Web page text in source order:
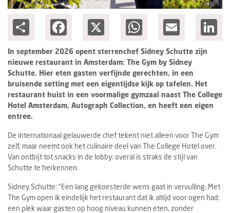
Facebook WhatsAppEmail
In september 2026 opent sterrenchef Sidney Schutte zijn
nieuwe restaurant in Amsterdam: The Gym by Sidney
Schutte. Hier eten gasten verfijnde gerechten, in een
bruisende setting met een eigentijdse kijk op tafelen. Het
restaurant huist in een voormalige gymzaal naast The College
Hotel Amsterdam, Autograph Collection, en heeft een eigen
entree.
De internationaal gelauwerde chef tekent niet alleen voor The Gym
zelf, maar neemt ook het culinaire deel van The College Hotel over.
Van ontbijt tot snacks in de lobby: overal is straks de stijl van
Schutte te herkennen.
Sidney Schutte: “Een lang gekoesterde wens gaat in vervulling. Met
The Gym open ik eindelijk het restaurant dat ik altijd voor ogen had:
een plek waar gasten op hoog niveau kunnen eten, zonder